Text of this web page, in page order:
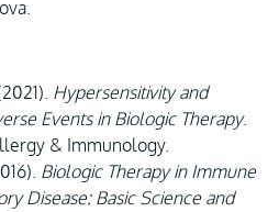
Hypersensitivity and
Events in Biologic Therapy.
& Immunology.
Biologic Therapy in Immune
Disease: Basic Science and